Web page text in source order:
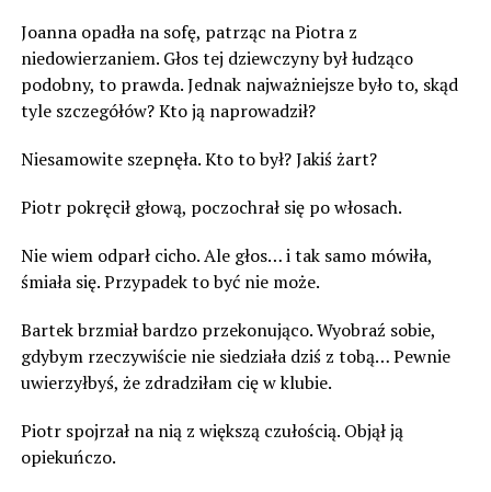
Joanna opadła na sofę, patrząc na Piotra z
niedowierzaniem. Głos tej dziewczyny był łudząco
podobny, to prawda. Jednak najważniejsze było to, skąd
tyle szczegółów? Kto ją naprowadził?
Niesamowite szepnęła. Kto to był? Jakiś żart?
Piotr pokręcił głową, poczochrał się po włosach.
Nie wiem odparł cicho. Ale głos… i tak samo mówiła,
śmiała się. Przypadek to być nie może.
Bartek brzmiał bardzo przekonująco. Wyobraź sobie,
gdybym rzeczywiście nie siedziała dziś z tobą… Pewnie
uwierzyłbyś, że zdradziłam cię w klubie.
Piotr spojrzał na nią z większą czułością. Objął ją
opiekuńczo.